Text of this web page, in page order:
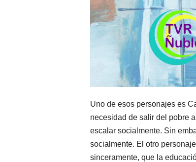
Uno de esos personajes es
necesidad de salir del pobre
escalar socialmente. Sin
socialmente. El otro
sinceramente, que la